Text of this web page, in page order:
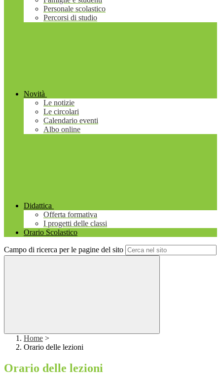
Personale scolastico
Percorsi di studio
Novità
Le notizie
Le circolari
Calendario eventi
Albo online
Didattica
Offerta formativa
I progetti delle classi
Orario Scolastico
Campo di ricerca per le pagine del sito
Home >
Orario delle lezioni
Orario delle lezioni